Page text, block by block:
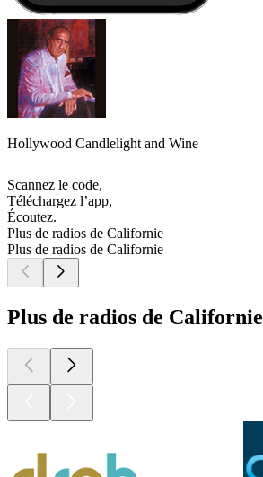
Hollywood Candlelight and Wine
Scannez le code,
Téléchargez l’app,
Écoutez.
Plus de radios de Californie
Plus de radios de Californie
Plus de radios de Californie